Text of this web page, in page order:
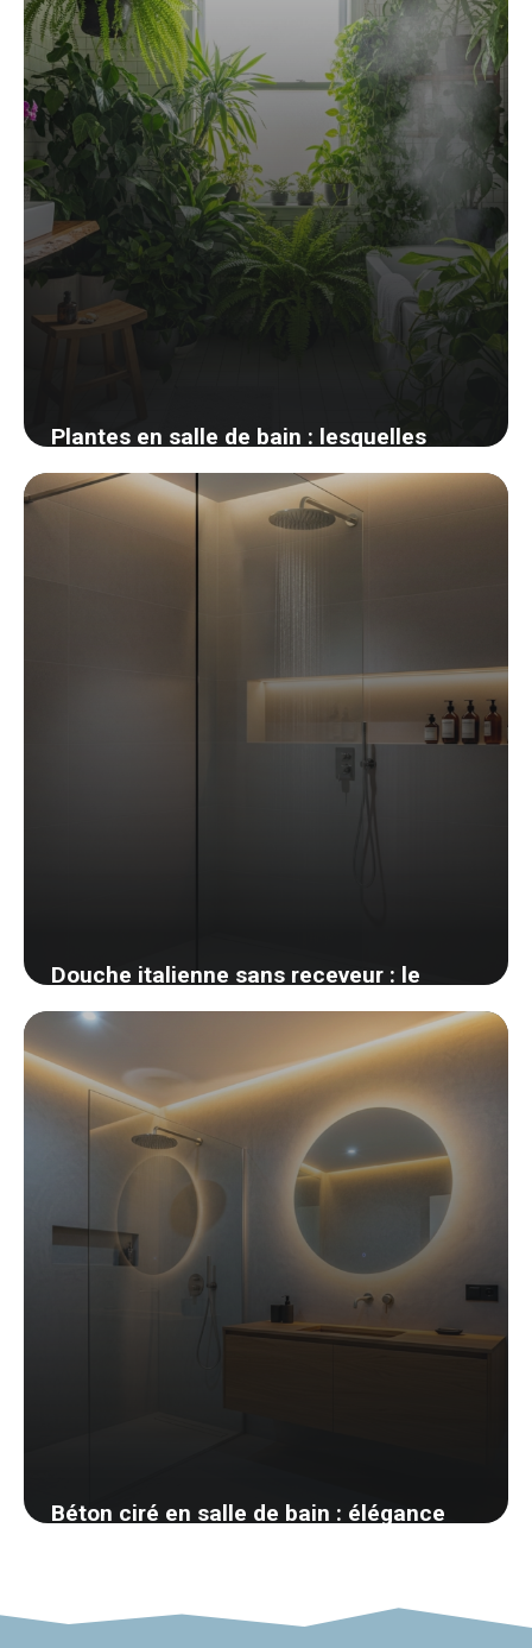
Plantes en salle de bain : lesquelles
survivent vraiment à l’humidité
17 avril 2026
Douche italienne sans receveur : le
guide pour ne pas se tromper
12 avril 2026
Béton ciré en salle de bain : élégance